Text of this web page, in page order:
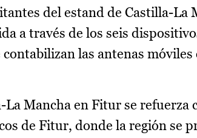
del estand de Castilla-La
a través de los seis
las antenas
La Mancha en Fitur se refuerza
de Fitur, donde la región se